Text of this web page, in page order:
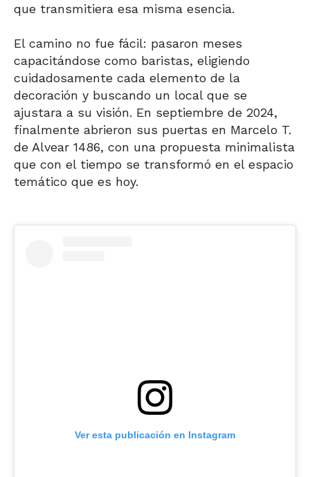
que transmitiera esa misma esencia.
El camino no fue fácil: pasaron meses
capacitándose como baristas, eligiendo
cuidadosamente cada elemento de la
decoración y buscando un local que se
ajustara a su visión. En septiembre de 2024,
finalmente abrieron sus puertas en Marcelo T.
de Alvear 1486, con una propuesta minimalista
que con el tiempo se transformó en el espacio
temático que es hoy.
Ver esta publicación en Instagram